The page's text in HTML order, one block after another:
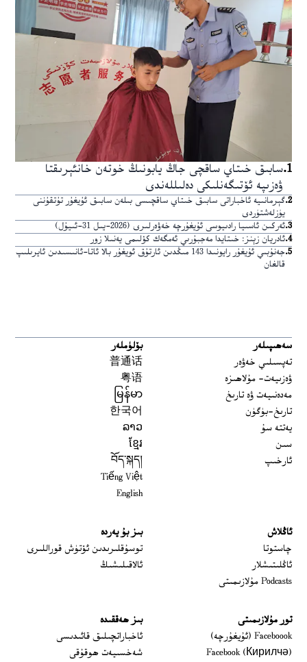
1
.سابىق خىتاي ساقچى جاڭ يابونىڭ خوتەن خانئېرىقتا
ۋەزىپە ئۆتىگەنلىكى دەلىللەندى
2
.گېرمانىيە ئاخباراتى سابىق خىتاي ساقچىسى بىلەن سابىق ئۇيغۇر تۇتقۇننى
يۈزلەشتۈردى
3
.ئەركىن ئاسىيا رادىيوسى ئۇيغۇرچە خەۋەرلىرى (2026-يىل 31-ئىيۇل)
4
.ئادريان زېنز: خىتايدا مەجبۇرىي ئەمگەك كۆلىمى يەنىلا زور
5
.
جەنۇبىي ئۇيغۇر رايونىدا 143 مىڭدىن ئارتۇق ئويغۇر بالا ئاتا-ئانىسىدىن ئايرىلىپ
قالغان
سەھىپىلەر
تەپسىلىي خەۋەر
ۋەزىيەت- مۇلاھىزە
مەدەنىيەت ۋە تارىخ
تارىخ-بۈگۈن
يەتتە سۇ
سىن
ئارخىپ
بۆلۈملەر
普通话
粤语
မြန်မာ
한국어
ລາວ
ខ្មែរ
བོད་སྐད།
Tiếng Việt
English
ئاڭلاش
چاستوتا
ئاڭلىتىشلار
Podcasts مۇلازىمىتى
بىز بۇ يەردە
توسۇقلىرىدىن ئۆتۈش قوراللىرى
ئالاقىلىشىڭ
تور مۇلازىمىتى
Faceboook (ئۇيغۇرچە)
Opens in new window
Facebook (Кирилчә)
Opens in new window
بىز ھەققىدە
ئاخباراتچىلىق قائىدىسى
شەخسىيەت ھوقۇقى